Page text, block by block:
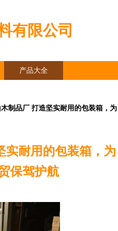
有限公司
产品大全
制品厂 打造坚实耐用的包装箱，为
实耐用的包装箱，为
保驾护航